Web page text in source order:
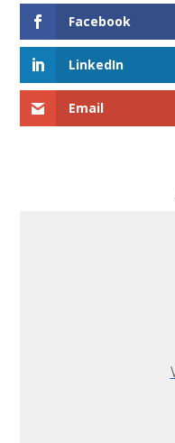
Facebook
LinkedIn
Email